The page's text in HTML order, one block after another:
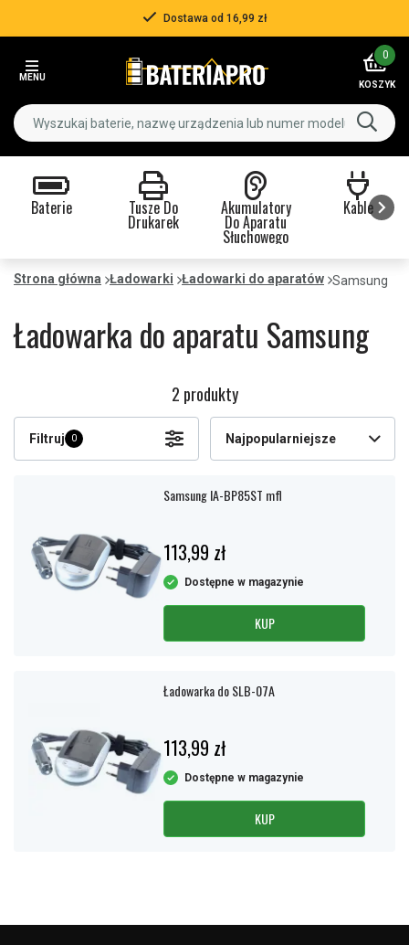
Dostawa od 16,99 zł
MENU
0
KOSZYK
Baterie Tusze Do
Drukarek
Akumulatory
Do Aparatu
Słuchowego
Kable
Strona główna Ładowarki Ładowarki do aparatów Samsung
Ładowarka do aparatu Samsung
2 produkty
Filtruj 0 Najpopularniejsze
Samsung IA-BP85ST mfl
113,99 zł
Dostępne w magazynie
KUP
Ładowarka do SLB-07A
113,99 zł
Dostępne w magazynie
KUP